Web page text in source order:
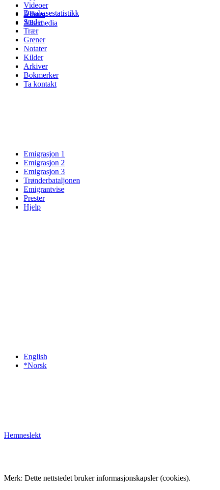
Videoer
Album
Alle media
Databasestatistikk
Steder
Trær
Grener
Notater
Kilder
Arkiver
Bokmerker
Ta kontakt
Emigrasjon 1
Emigrasjon 2
Emigrasjon 3
Trønderbataljonen
Emigrantvise
Prester
Hjelp
English
*Norsk
Hemneslekt
Merk: Dette nettstedet bruker informasjonskapsler (cookies).